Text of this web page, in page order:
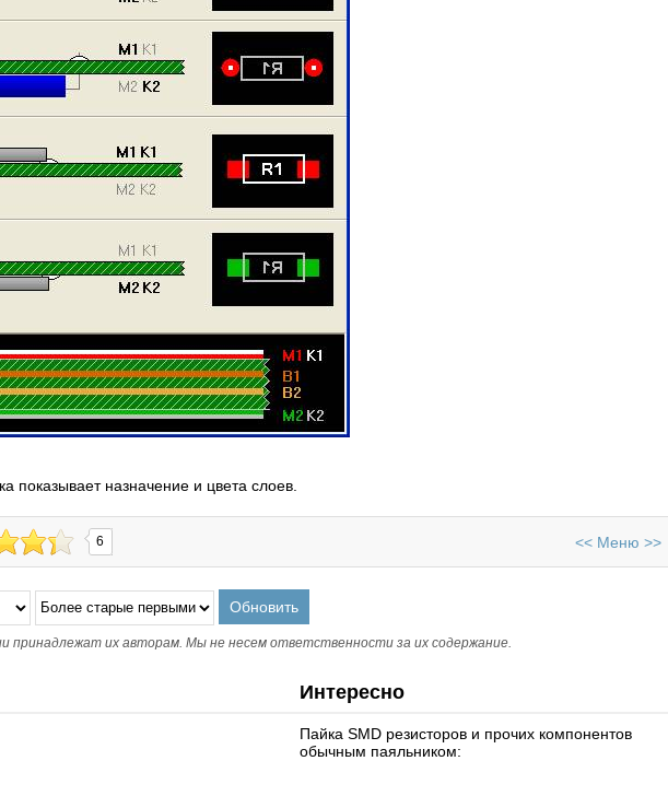
показывает назначение и цвета слоев.
6 << Меню >>
принадлежат их авторам. Мы не несем ответственности за их содержание.
Интересно
Пайка SMD резисторов и прочих компонентов
обычным паяльником: